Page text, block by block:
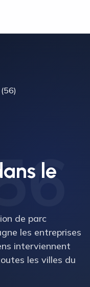
le
de parc
les entreprises
interviennent
les villes du